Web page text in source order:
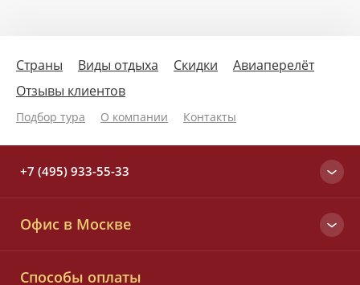
Страны Виды отдыха Скидки
Авиаперелёт
Отзывы клиентов
Подбор тура О компании Контакты
+7 (495) 933-55-33
+7 (495) 933-55-33
8 (800) 700-25-33
Офис в Москве
Способы оплаты